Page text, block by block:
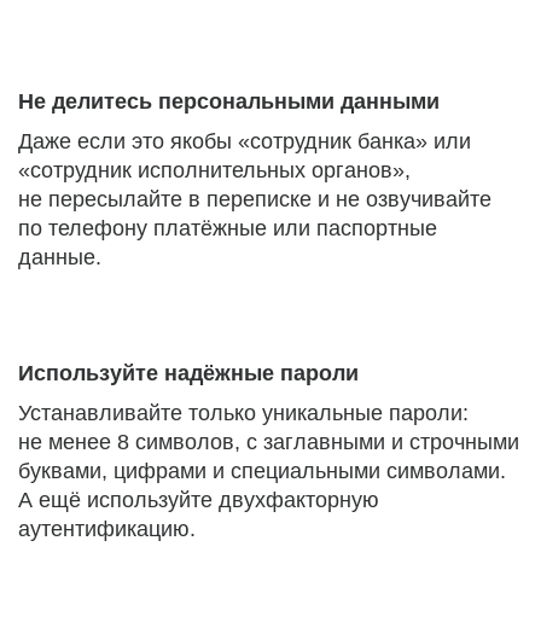
Не делитесь персональными данными
Даже если это якобы «сотрудник банка» или
«сотрудник исполнительных органов»,
не пересылайте в переписке и не озвучивайте
по телефону платёжные или паспортные
данные.
Используйте надёжные пароли
Устанавливайте только уникальные пароли:
не менее 8 символов, с заглавными и строчными
буквами, цифрами и специальными символами.
А ещё используйте двухфакторную
аутентификацию.